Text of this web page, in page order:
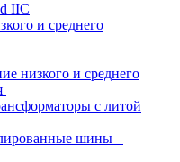
d IIС
и среднего
низкого и среднего
с литой
шины –